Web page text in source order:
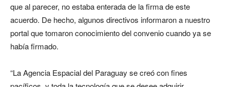
que al parecer, no estaba enterada de la firma de este
acuerdo. De hecho, algunos directivos informaron a nuestro
portal que tomaron conocimiento del convenio cuando ya se
había firmado.
“La Agencia Espacial del Paraguay se creó con fines